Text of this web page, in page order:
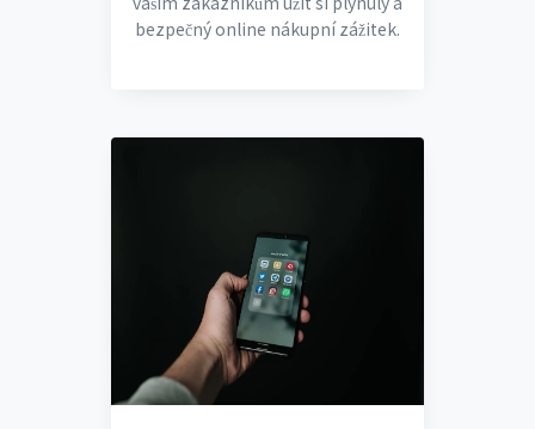
bezpečný online nákupní zážitek.